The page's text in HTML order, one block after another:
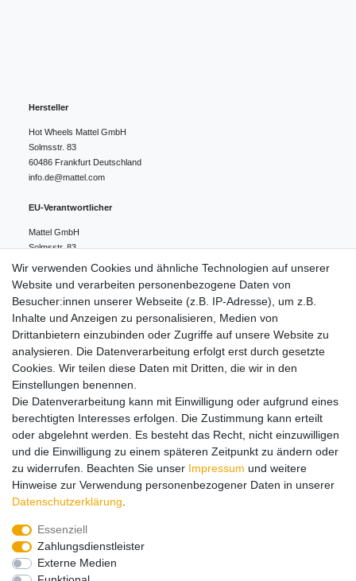
Hersteller
Hot Wheels Mattel GmbH
Solmsstr. 83
60486 Frankfurt Deutschland
info.de@mattel.com
EU-Verantwortlicher
Mattel GmbH
Solmsstr. 83
Frankfurt
Deutschland
Hinweise zur Batterieentsorgung
Lieferung und Versand
Impressum Daten­schutz­erklärung AGB
Barrierefreiheitserklärung
Vertrag widerrufen
Wir verwenden Cookies und ähnliche Technologien auf unserer
Website und verarbeiten personenbezogene Daten von
Besucher:innen unserer Webseite (z.B. IP-Adresse), um z.B.
Inhalte und Anzeigen zu personalisieren, Medien von
Drittanbietern einzubinden oder Zugriffe auf unsere Website zu
analysieren. Die Datenverarbeitung erfolgt erst durch gesetzte
Cookies. Wir teilen diese Daten mit Dritten, die wir in den
Einstellungen benennen.
Die Datenverarbeitung kann mit Einwilligung oder aufgrund eines
berechtigten Interesses erfolgen. Die Zustimmung kann erteilt
oder abgelehnt werden. Es besteht das Recht, nicht einzuwilligen
und die Einwilligung zu einem späteren Zeitpunkt zu ändern oder
zu widerrufen. Beachten Sie unser Impressum und weitere
Hinweise zur Verwendung personenbezogener Daten in unserer
Daten­schutz­erklärung
Essenziell
Zahlungsdienstleister
Externe Medien